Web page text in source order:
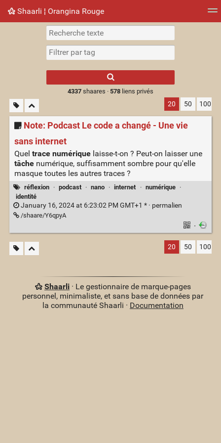
Shaarli ¦ Orangina Rouge
Nuage de tags Mur d'images
results.
4337shaares · 578liens privés
20 50 100
Note: Podcast Le code a changé - Une vie
sans internet
Quel trace numériquelaisse-t-on ? Peut-on laisser une
tâchenumérique, suffisamment sombre pour qu'elle
masque toutes les autres traces ?
réflexion · podcast · nano · internet · numérique
·
identité
January 16, 2024 at 6:23:02 PM GMT+1 * · permalien
/shaare/Y6qpyA
·
20 50 100
Shaarli· Le gestionnaire de marque-pages
personnel, minimaliste, et sans base de données par
la communauté Shaarli · Documentation